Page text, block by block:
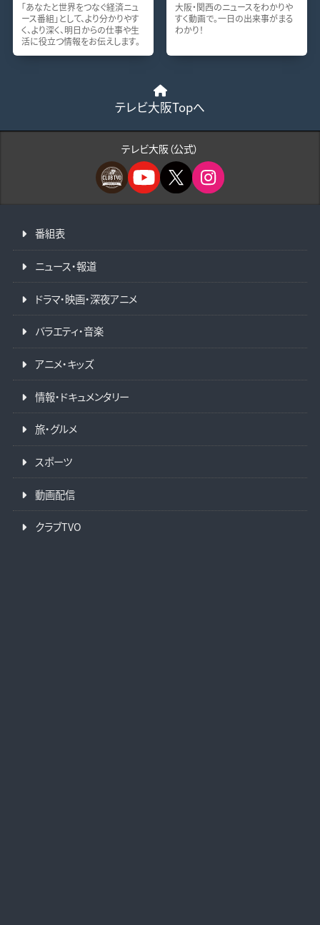
「あなたと世界をつなぐ経済ニュ
ース番組」として、より分かりやす
く、より深く、明日からの仕事や生
活に役立つ情報をお伝えします。
大阪・関西のニュースをわかりや
すく動画で。一日の出来事がまる
わかり！
テレビ大阪Topへ
テレビ大阪（公式）
番組表
ニュース・報道
ドラマ・映画・深夜アニメ
バラエティ・音楽
アニメ・キッズ
情報・ドキュメンタリー
旅・グルメ
スポーツ
動画配信
クラブTVO